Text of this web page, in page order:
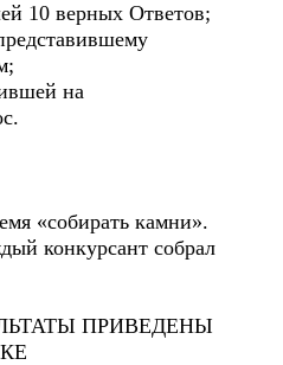
10 верных Ответов;
на
«собирать камни».
конкурсант собрал
ПРИВЕДЕНЫ